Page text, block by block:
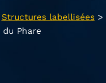
Structures labellisées >
du Phare